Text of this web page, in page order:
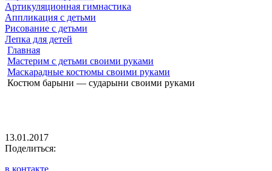
Артикуляционная гимнастика
Аппликация с детьми
Рисование с детьми
Лепка для детей
Главная
Мастерим с детьми своими руками
Маскарадные костюмы своими руками
Костюм барыни — сударыни своими руками
13.01.2017
Поделиться: